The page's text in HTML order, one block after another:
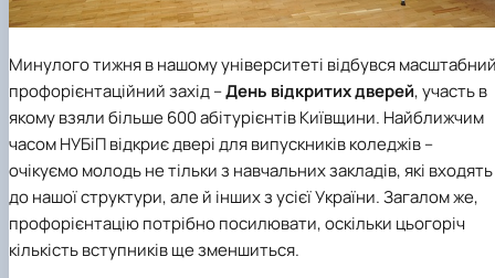
Минулого тижня в нашому університеті відбувся
профорієнтаційний захід –День відкритих дверей, участь в
якому взяли більше 600 абітурієнтів Київщини. Найближчим
часом НУБіП відкриє двері для випускників коледжів –
очікуємо молодь не тільки з навчальних закладів, які входять
до нашої структури, але й інших з усієї України. Загалом же,
профорієнтацію потрібно посилювати, оскільки цьогоріч
кількість вступників ще зменшиться.